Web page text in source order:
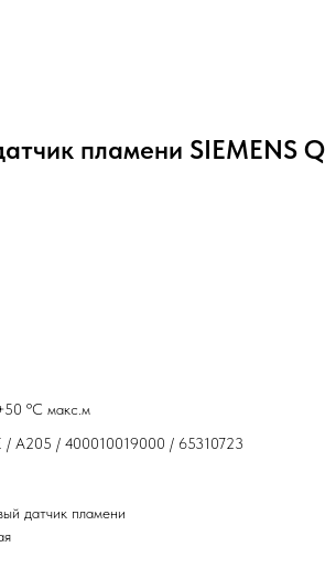
пламени SIEMENS
ºС макс.м
/ A205 / 400010019000 / 65310723
датчик пламени